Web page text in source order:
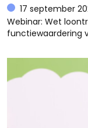
17 september
Webinar: Wet
functiewaardering